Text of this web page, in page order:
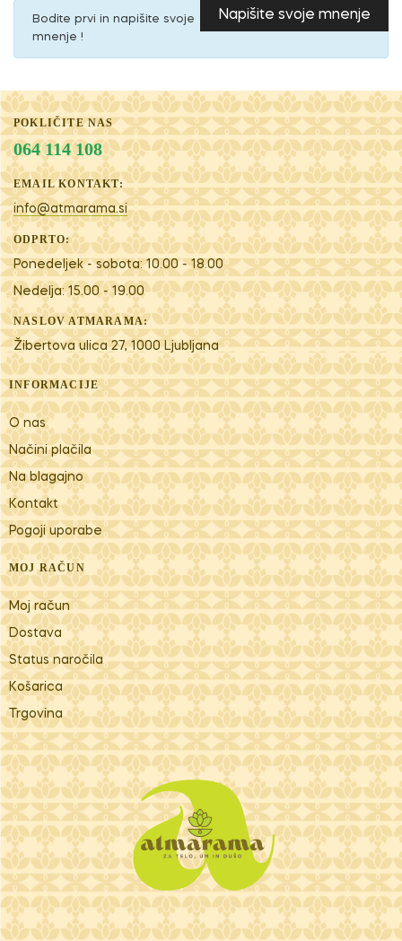
Napišite svoje mnenje
Bodite prvi in napišite svoje
mnenje !
POKLIČITE NAS
064 114 108
EMAIL KONTAKT:
info@atmarama.si
ODPRTO:
Ponedeljek - sobota: 10.00 - 18.00
Nedelja: 15.00 - 19.00
NASLOV ATMARAMA:
Žibertova ulica 27, 1000 Ljubljana
INFORMACIJE
O nas
Načini plačila
Na blagajno
Kontakt
Pogoji uporabe
MOJ RAČUN
Moj račun
Dostava
Status naročila
Košarica
Trgovina